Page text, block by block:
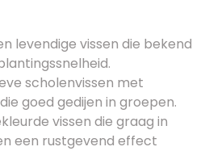
levendige vissen die bekend
scholenvissen met
goed gedijen in groepen.
vissen die graag in
een rustgevend effect